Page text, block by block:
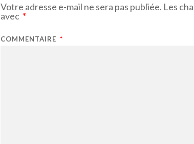
Votre adresse e-mail ne sera pas publiée. Les
avec *
COMMENTAIRE *